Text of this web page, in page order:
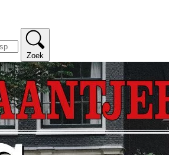
Zoek